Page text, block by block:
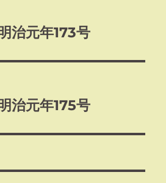
治元年173号
治元年175号